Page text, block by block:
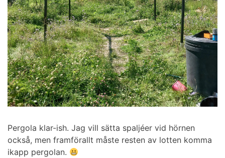
Pergola klar-ish. Jag vill sätta spaljéer vid hörnen
också, men framförallt måste resten av lotten komma
ikapp pergolan.